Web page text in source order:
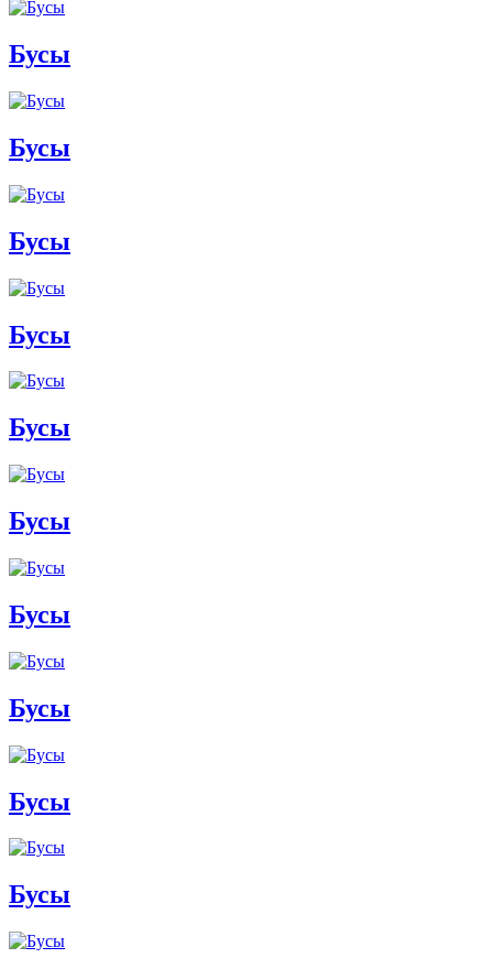
Бусы
Бусы
Бусы
Бусы
Бусы
Бусы
Бусы
Бусы
Бусы
Бусы